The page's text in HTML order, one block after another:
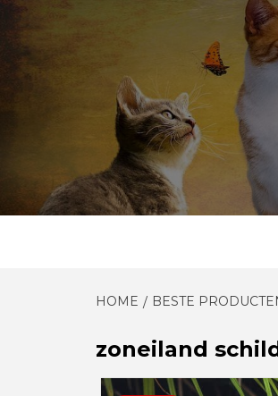
Skip
content
HOME BESTE
zoneiland